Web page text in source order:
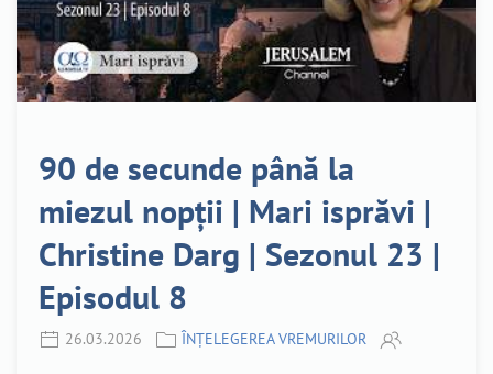
90 de secunde până la
miezul nopții | Mari isprăvi |
Christine Darg | Sezonul 23 |
Episodul 8
26.03.2026 ÎNȚELEGEREA VREMURILOR